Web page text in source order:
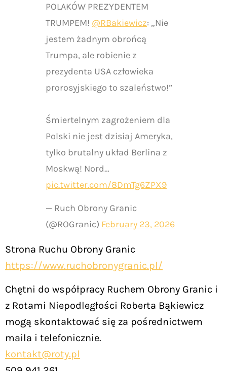
POLAKÓW PREZYDENTEM
TRUMPEM! @RBakiewicz: „Nie
jestem żadnym obrońcą
Trumpa, ale robienie z
prezydenta USA człowieka
prorosyjskiego to szaleństwo!”
Śmiertelnym zagrożeniem dla
Polski nie jest dzisiaj Ameryka,
tylko brutalny układ Berlina z
Moskwą! Nord…
pic.twitter.com/8DmTg6ZPX9
— Ruch Obrony Granic
(@ROGranic) February 23, 2026
Strona Ruchu Obrony Granic
https://www.ruchobronygranic.pl/
Chętni do współpracy Ruchem Obrony Granic i
z Rotami Niepodległości Roberta Bąkiewicz
mogą skontaktować się za pośrednictwem
maila i telefonicznie.
kontakt@roty.pl